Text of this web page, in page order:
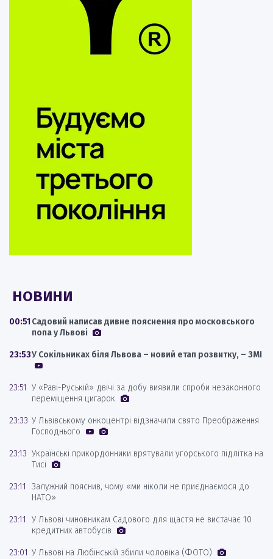
НОВИНИ
00:51 Садовий написав дивне пояснення про московського
попа у Львові
23:53У Сокільниках біля Львова – новий етап розвитку, – ЗМІ
23:51 У «Раві-Руській» двічі за добу виявили спроби незаконного
переміщення цигарок
23:33 У Львівському онкоцентрі відзначили свято Преображення
Господнього
23:13 Українські прикордонники врятували угорського підлітка на
Тисі
23:11
Залужний пояснив, чому «ми ніколи не приєднаємося до
НАТО»
23:11
У Львові чиновникам Садового для щастя не вистачає 10
кредитних автобусів
23:01 У Львові на Любінській збили чоловіка (ФОТО)